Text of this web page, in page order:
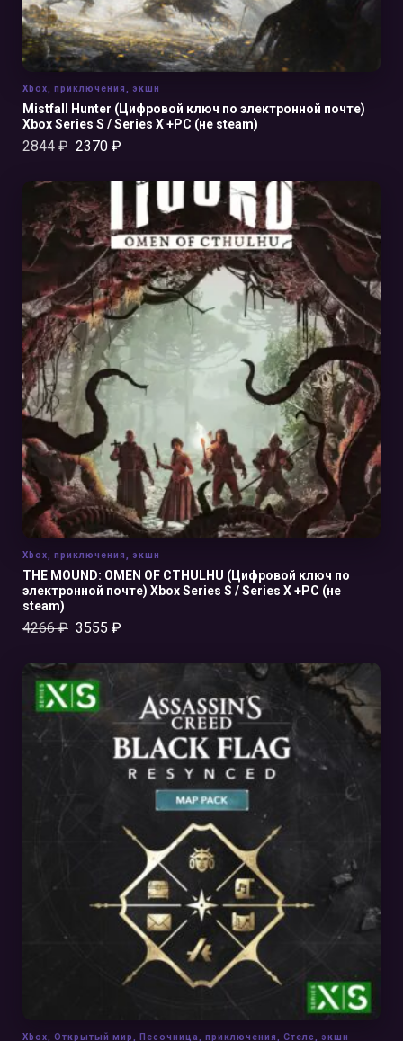
Mistfall Hunter (Цифровой ключ по электронной почте)
Xbox Series S / Series X +PC (не steam)
2844₽ 2370 ₽
Xbox, приключения, экшн
В КОРЗИНУ
THE MOUND: OMEN OF CTHULHU (Цифровой ключ по
электронной почте) Xbox Series S / Series X +PC (не
steam)
4266₽ 3555 ₽
Xbox, приключения, экшн
В КОРЗИНУ
Xbox, Открытый мир, Песочница, приключения, Стелс, экшн